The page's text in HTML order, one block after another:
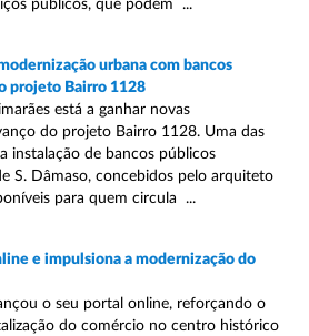
públicos, que podem ...
urbana com bancos
projeto Bairro 1128
está a ganhar novas
do projeto Bairro 1128. Uma das
instalação de bancos públicos
S. Dâmaso, concebidos pelo arquiteto
para quem circula ...
e impulsiona a modernização do
o seu portal online, reforçando o
do comércio no centro histórico